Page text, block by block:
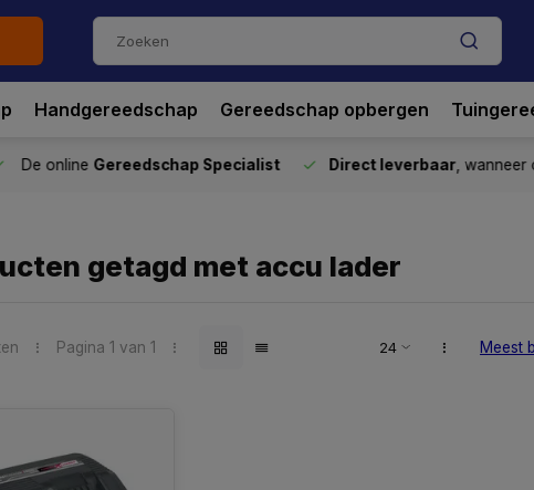
Handgereedschap Gereedschap opbergen
De onlineGereedschap Specialist Direct leverbaar, wanneer
getagd met accu lader
Pagina 1 van 1 Meest